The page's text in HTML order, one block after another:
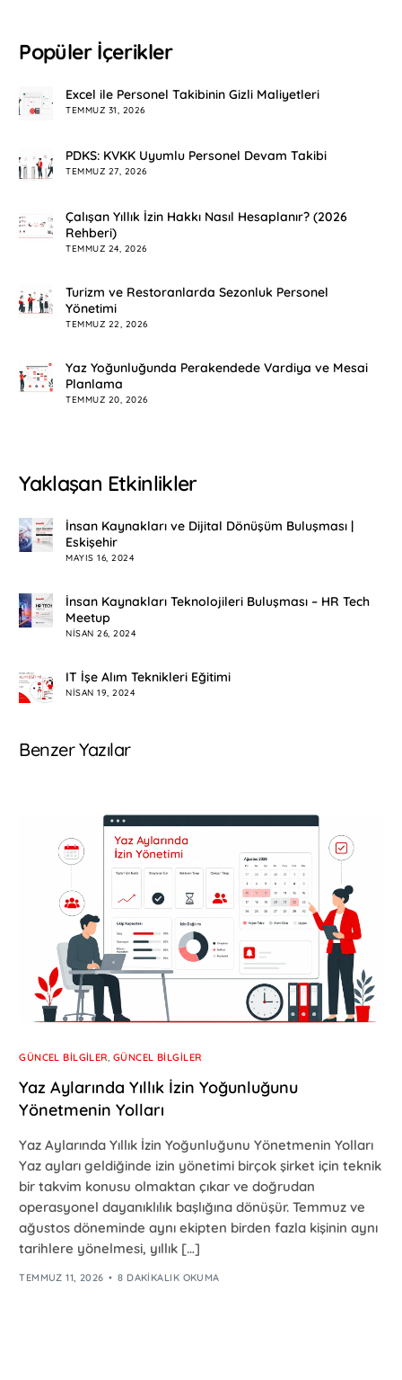
Popüler İçerikler
Excel ile Personel Takibinin Gizli Maliyetleri
TEMMUZ 31, 2026
PDKS: KVKK Uyumlu Personel Devam Takibi
TEMMUZ 27, 2026
Çalışan Yıllık İzin Hakkı Nasıl Hesaplanır? (2026
Rehberi)
TEMMUZ 24, 2026
Turizm ve Restoranlarda Sezonluk Personel
Yönetimi
TEMMUZ 22, 2026
Yaz Yoğunluğunda Perakendede Vardiya ve Mesai
Planlama
TEMMUZ 20, 2026
Yaklaşan Etkinlikler
İnsan Kaynakları ve Dijital Dönüşüm Buluşması |
Eskişehir
MAYIS 16, 2024
İnsan Kaynakları Teknolojileri Buluşması – HR Tech
Meetup
NISAN 26, 2024
IT İşe Alım Teknikleri Eğitimi
NISAN 19, 2024
Benzer Yazılar
GÜNCEL BILGILER GÜNCEL BILGILER
Yaz Aylarında Yıllık İzin Yoğunluğunu
Yönetmenin Yolları
Yaz Aylarında Yıllık İzin Yoğunluğunu Yönetmenin Yolları
Yaz ayları geldiğinde izin yönetimi birçok şirket için teknik
bir takvim konusu olmaktan çıkar ve doğrudan
operasyonel dayanıklılık başlığına dönüşür. Temmuz ve
ağustos döneminde aynı ekipten birden fazla kişinin aynı
tarihlere yönelmesi, yıllık […]
TEMMUZ 11, 2026 8 DAKIKALIK OKUMA